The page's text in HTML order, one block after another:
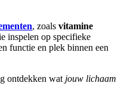
, zoals vitamine
inspelen op specifieke
functie en plek binnen een
ontdekken wat jouw lichaam